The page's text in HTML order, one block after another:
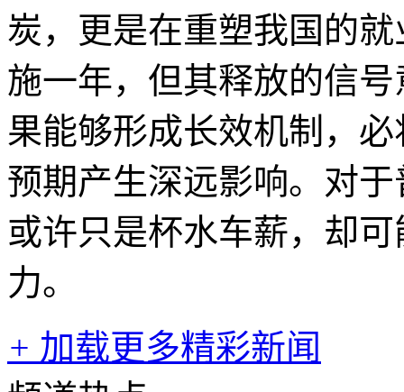
炭，更是在重塑我国的
施一年，但其释放的信
果能够形成长效机制，
预期产生深远影响。对
或许只是杯水车薪，却
力。
+ 加载更多精彩新闻